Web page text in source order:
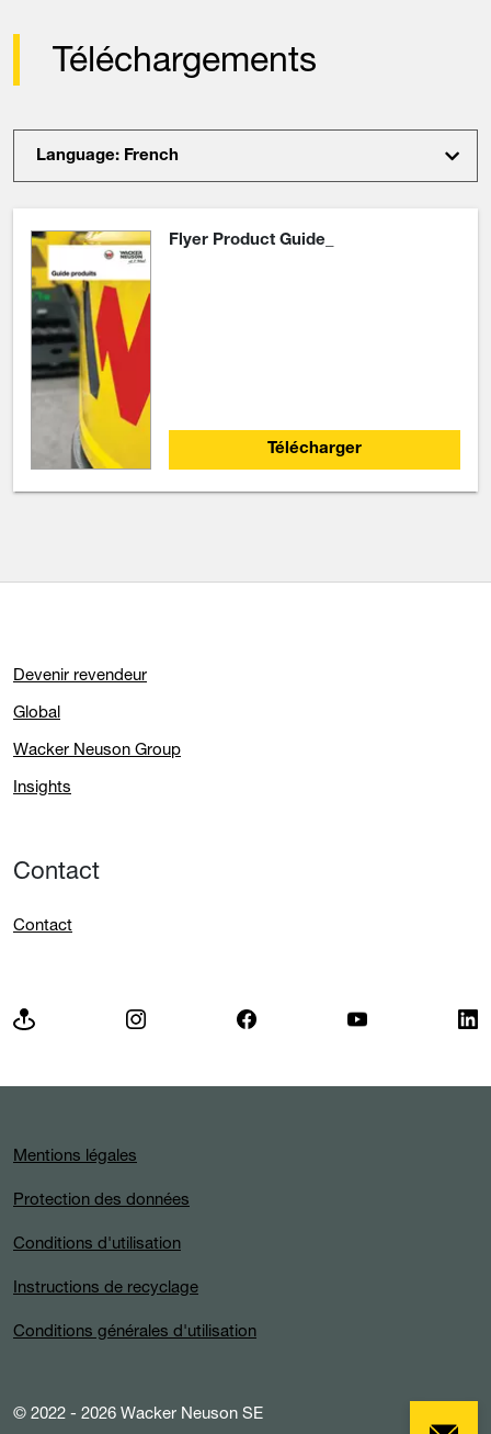
Téléchargements
Language: French
Flyer Product Guide_
Télécharger
Devenir revendeur
Global
Wacker Neuson Group
Insights
Contact
Contact
Mentions légales
Protection des données
Conditions d'utilisation
Instructions de recyclage
Conditions générales d'utilisation
© 2022 - 2026 Wacker Neuson SE